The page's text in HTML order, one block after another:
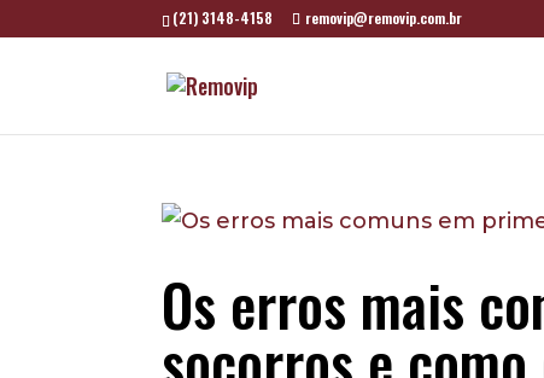
(21) 3148-4158 removip@removip.com.br
Os erros mais